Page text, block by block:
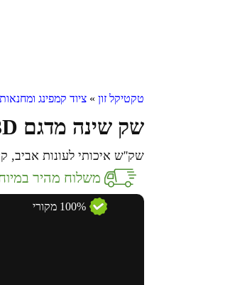
טקטיקל זון » ציוד קמפינג ומחנאות
שק שינה מדגם Aztec Helium 600 3D – צהוב
שק''ש איכותי לעונות אביב,
משלוח מהיר
100% מקורי